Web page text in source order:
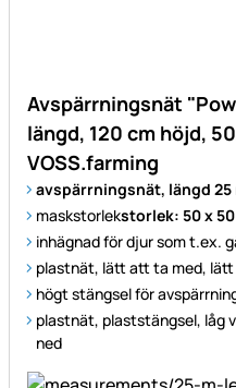
Avspärrningsnät
längd, 120 cm höjd,
VOSS.farming
avspärrningsnät, längd 25
maskstorlekstorlek: 50 x
inhägnad för djur som t.ex.
plastnät, lätt att ta med,
högt stängsel för
plastnät, plaststängsel, låg
ned